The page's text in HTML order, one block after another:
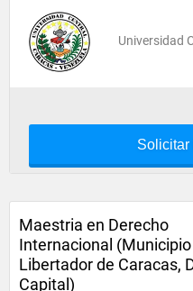
Universidad
Solicitar
Maestria en Derecho
Internacional (Municipio
Libertador de Caracas,
Capital)